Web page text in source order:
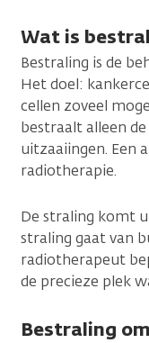
Wat is
Bestraling is de
Het doel:
cellen zoveel
bestraalt alleen
uitzaaiingen. Een
radiotherapie.
De straling komt
straling gaat van
radiotherapeut
de precieze plek
Bestraling